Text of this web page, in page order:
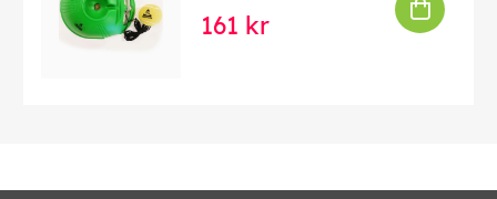
161 kr